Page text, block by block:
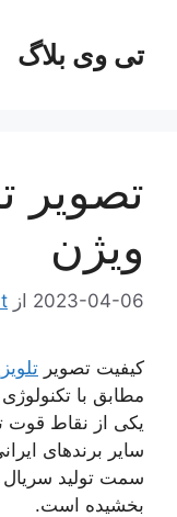
محتواتی وی بلاگ
تصویر
ویژن
2023-04-06 از
کیفیت تصویر
مطابق با
یکی از نقاط قوت
سایر برندهای
سمت تولید سریال
بخشیده است.